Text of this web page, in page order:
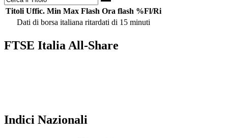
Titoli Uffic. Min Max Flash Ora flash %Fl/Ri
Dati di borsa italiana ritardati di 15 minuti
FTSE Italia All-Share
Indici Nazionali